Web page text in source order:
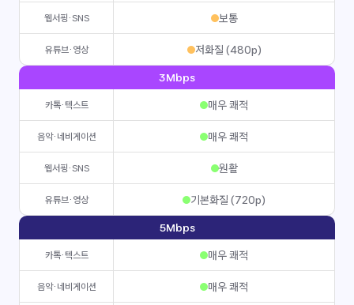
웹서핑·SNS 보통
유튜브·영상 저화질 (480p)
3Mbps
카톡·텍스트 매우 쾌적
음악·네비게이션 매우 쾌적
웹서핑·SNS 원활
유튜브·영상 기본화질 (720p)
5Mbps
카톡·텍스트 매우 쾌적
음악·네비게이션 매우 쾌적